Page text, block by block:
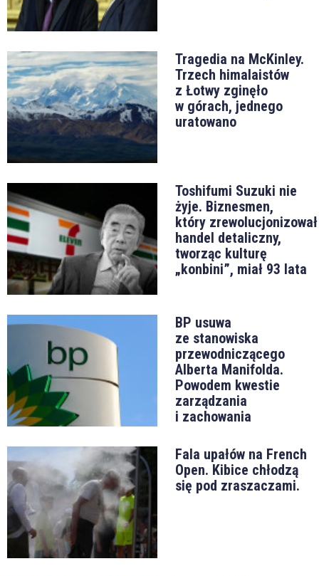
Tragedia na McKinley.
Trzech himalaistów
z Łotwy zginęło
w górach, jednego
uratowano
Toshifumi Suzuki nie
żyje. Biznesmen,
który zrewolucjonizował
handel detaliczny,
tworząc kulturę
„konbini”, miał 93 lata
BP usuwa
ze stanowiska
przewodniczącego
Alberta Manifolda.
Powodem kwestie
zarządzania
i zachowania
Fala upałów na French
Open. Kibice chłodzą
się pod zraszaczami.